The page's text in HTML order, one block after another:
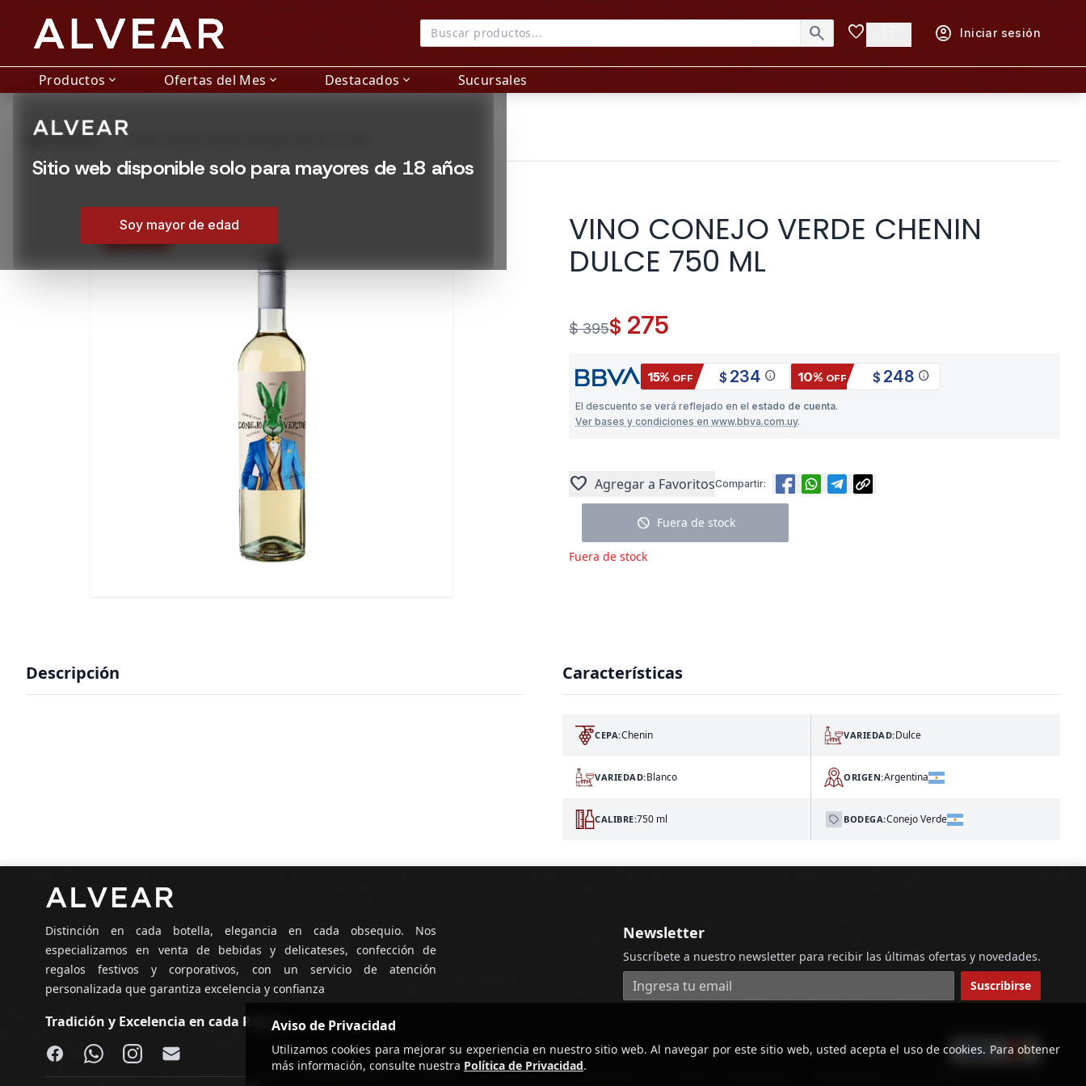
search favorite account_circle Iniciar sesión
Productos expand_more Ofertas del Mes expand_more Destacados expand_more Sucursales
Sitio web disponible solo para mayores de 18 años
Soy mayor de edad
grid_view Productos VINO CONEJO VERDE CHENIN DULCE 750 ML
30% OFF VINO CONEJO VERDE CHENIN
DULCE 750 ML
$ 395$ 275
15% OFF $ 234 info 10% OFF $ 248 info
El descuento se verá reflejado en el estado de cuenta.
Ver bases y condiciones en www.bbva.com.uy.
Compartir:
favorite Agregar a Favoritos
block Fuera de stock
Fuera de stock
Descripción Características
CEPA:Chenin VARIEDAD:Dulce
VARIEDAD:Blanco ORIGEN:Argentina
CALIBRE:750 ml BODEGA:Conejo Verde
Aviso de Privacidad
Utilizamos cookies para mejorar su experiencia en nuestro sitio web. Al navegar por este sitio web, usted acepta el uso de cookies. Para obtener
más información, consulte nuestra Política de Privacidad.
Distinción en cada botella, elegancia en cada obsequio. Nos
especializamos en venta de bebidas y delicateses, confección de
regalos festivos y corporativos, con un servicio de atención
personalizada que garantiza excelencia y confianza
Tradición y Excelencia en cada Regalo
Facebook
WhatsApp
Instagram
Email
Newsletter
Suscríbete a nuestro newsletter para recibir las últimas ofertas y novedades.
Dirección de correo electrónico Suscribirse